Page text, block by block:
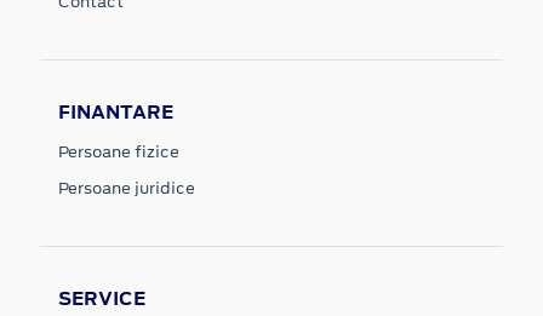
FINANTARE
Persoane fizice
Persoane juridice
SERVICE